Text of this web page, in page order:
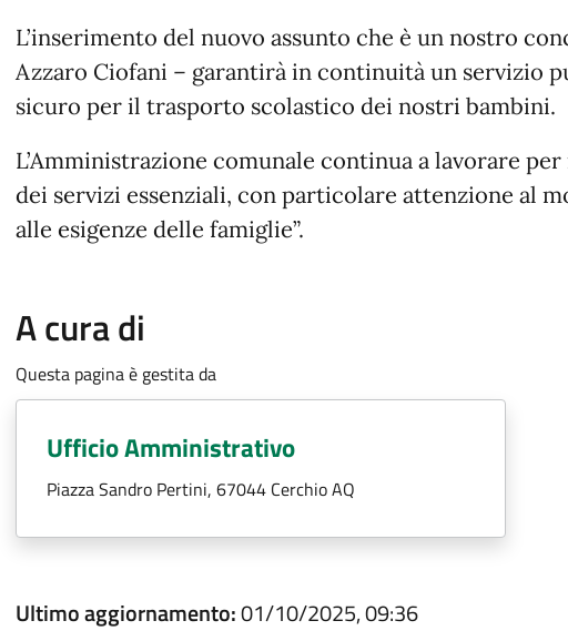
L’inserimento del nuovo assunto che è un nostro
Azzaro Ciofani – garantirà in continuità un servizio
sicuro per il trasporto scolastico dei nostri bambini.
L’Amministrazione comunale continua a lavorare
dei servizi essenziali, con particolare attenzione al
alle esigenze delle famiglie”.
A cura di
Questa pagina è gestita da
Ufficio Amministrativo
Piazza Sandro Pertini, 67044 Cerchio AQ
Ultimo aggiornamento:01/10/2025, 09:36